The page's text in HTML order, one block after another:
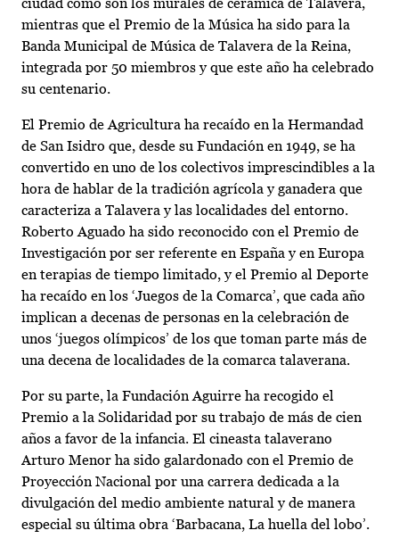
mientras que el Premio de la Música ha sido para la
Banda Municipal de Música de Talavera de la Reina,
integrada por 50 miembros y que este año ha celebrado
su centenario.
El Premio de Agricultura ha recaído en la Hermandad
de San Isidro que, desde su Fundación en 1949, se ha
convertido en uno de los colectivos imprescindibles a la
hora de hablar de la tradición agrícola y ganadera que
caracteriza a Talavera y las localidades del entorno.
Roberto Aguado ha sido reconocido con el Premio de
Investigación por ser referente en España y en Europa
en terapias de tiempo limitado, y el Premio al Deporte
ha recaído en los ‘Juegos de la Comarca’, que cada año
implican a decenas de personas en la celebración de
unos ‘juegos olímpicos’ de los que toman parte más de
una decena de localidades de la comarca talaverana.
Por su parte, la Fundación Aguirre ha recogido el
Premio a la Solidaridad por su trabajo de más de cien
años a favor de la infancia. El cineasta talaverano
Arturo Menor ha sido galardonado con el Premio de
Proyección Nacional por una carrera dedicada a la
divulgación del medio ambiente natural y de manera
especial su última obra ‘Barbacana, La huella del lobo’.